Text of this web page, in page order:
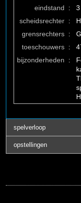
eindstand
:
3
scheidsrechter :
grensrechters :
toeschouwers :
bijzonderheden
:
spelverloop
opstellingen